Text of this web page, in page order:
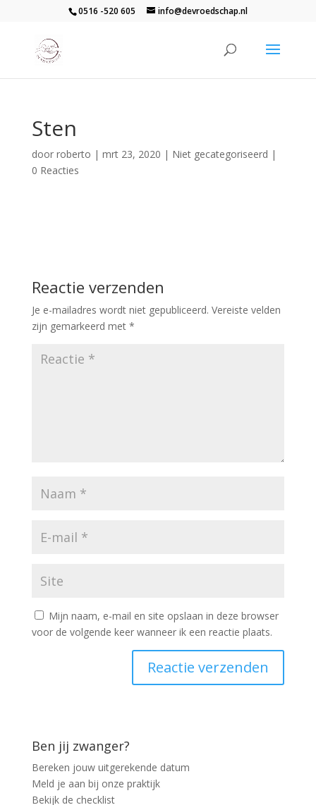
0516 -520 605 info@devroedschap.nl
Sten
door roberto | mrt 23, 2020 | Niet gecategoriseerd |
0 Reacties
Reactie verzenden
Je e-mailadres wordt niet gepubliceerd. Vereiste velden
zijn gemarkeerd met *
Mijn naam, e-mail en site opslaan in deze browser
voor de volgende keer wanneer ik een reactie plaats.
Ben jij zwanger?
Bereken jouw uitgerekende datum
Meld je aan bij onze praktijk
Bekijk de checklist